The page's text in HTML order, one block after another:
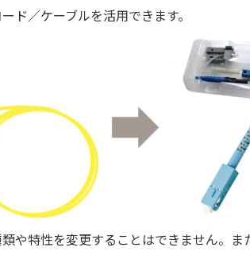
ド／ケーブルを活用できます。
や特性を変更することはできません。ま